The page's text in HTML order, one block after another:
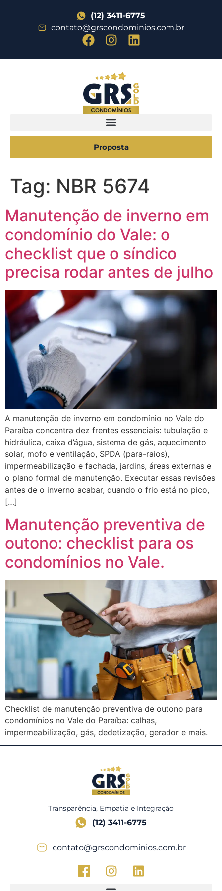
(12) 3411-6775
contato@grscondominios.com.br
Proposta
Tag: NBR 5674
Manutenção de inverno em
condomínio do Vale: o
checklist que o síndico
precisa rodar antes de julho
A manutenção de inverno em condomínio no Vale do
Paraíba concentra dez frentes essenciais: tubulação e
hidráulica, caixa d’água, sistema de gás, aquecimento
solar, mofo e ventilação, SPDA (para-raios),
impermeabilização e fachada, jardins, áreas externas e
o plano formal de manutenção. Executar essas revisões
antes de o inverno acabar, quando o frio está no pico,
[…]
Manutenção preventiva de
outono: checklist para os
condomínios no Vale.
Checklist de manutenção preventiva de outono para
condomínios no Vale do Paraíba: calhas,
impermeabilização, gás, dedetização, gerador e mais.
Transparência, Empatia e Integração
(12) 3411-6775
contato@grscondominios.com.br